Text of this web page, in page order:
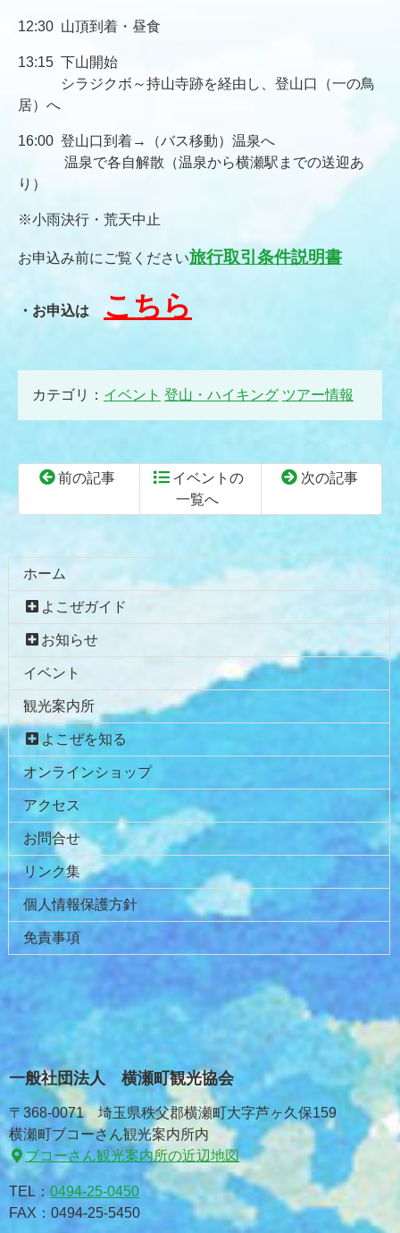
12:30 山頂到着・昼食
13:15 下山開始
シラジクボ～持山寺跡を経由し、登山口（一の鳥
居）へ
16:00 登山口到着→（バス移動）温泉へ
温泉で各自解散（温泉から横瀬駅までの送迎あ
り）
※小雨決行・荒天中止
お申込み前にご覧ください旅行取引条件説明書
・お申込は こちら
カテゴリ： イベント 登山・ハイキング ツアー情報
前の記事
イベントの
一覧へ
次の記事
ン
文
頭
へ
戻
の
へ
ホーム
よこぜガイド
お知らせ
イベント
観光案内所
よこぜを知る
オンラインショップ
アクセス
お問合せ
リンク集
個人情報保護方針
免責事項
一般社団法人 横瀬町観光協会
〒368-0071 埼玉県秩父郡横瀬町大字芦ヶ久保159
横瀬町ブコーさん観光案内所内
ブコーさん観光案内所の近辺地図
TEL： 0494-25-0450
FAX：0494-25-5450